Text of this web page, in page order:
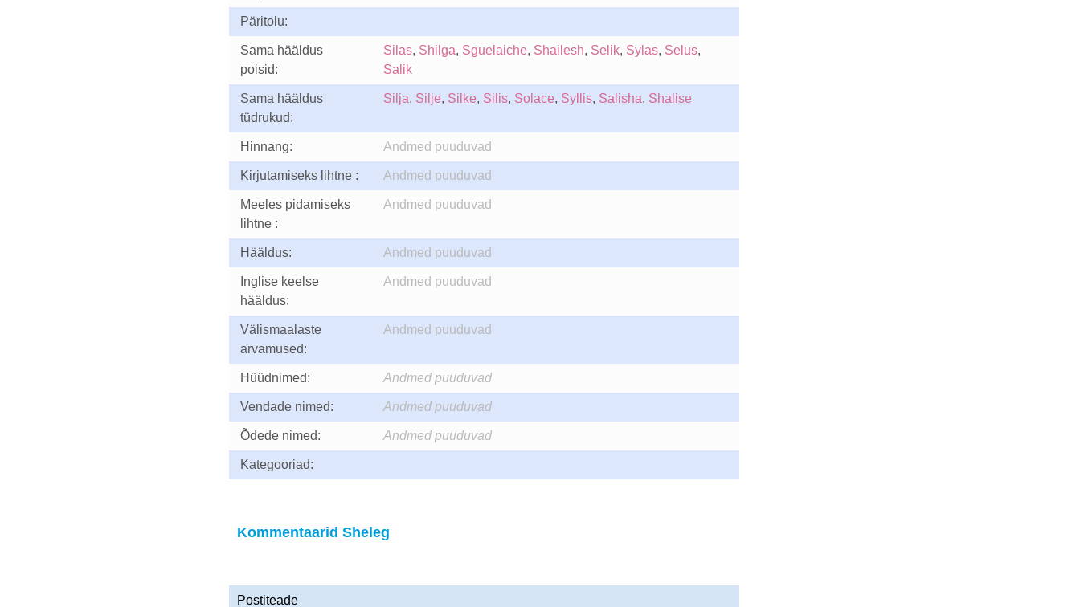
Päritolu:
Sama hääldus
poisid:
Silas, Shilga, Sguelaiche, Shailesh, Selik, Sylas, Selus,
Salik
Sama hääldus
tüdrukud:
Silja, Silje, Silke, Silis, Solace, Syllis, Salisha, Shalise
Hinnang: Andmed puuduvad
Kirjutamiseks lihtne : Andmed puuduvad
Meeles pidamiseks
lihtne :
Andmed puuduvad
Hääldus: Andmed puuduvad
Inglise keelse
hääldus:
Andmed puuduvad
Välismaalaste
arvamused:
Andmed puuduvad
Hüüdnimed: Andmed puuduvad
Vendade nimed: Andmed puuduvad
Õdede nimed: Andmed puuduvad
Kategooriad:
Kommentaarid Sheleg
Postiteade